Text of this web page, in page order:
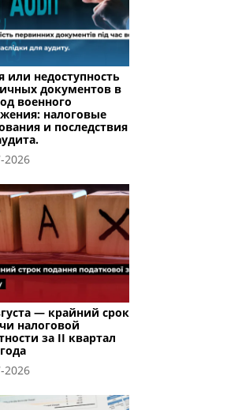
или недоступность
документов в
военного
налоговые
и последствия
2026
— крайний срок
налоговой
за II квартал
2026